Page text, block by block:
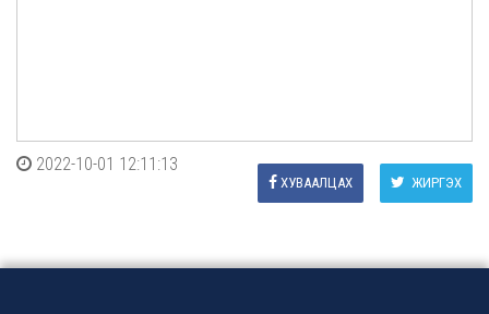
2022-10-01 12:11:13
ЖИРГЭХ
ХУВААЛЦАХ